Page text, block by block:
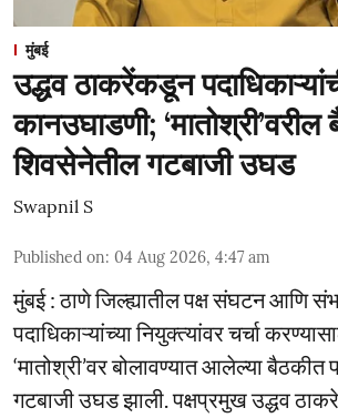
मुंबई
उद्धव ठाकरेंकडून
कानउघाडणी;
शिवसेनेतील गटबाजी उघड
Swapnil S
Published on: 04 Aug 2026, 4:47 am
मुंबई : ठाणे जिल्ह्यातील पक्ष संघटन आणि
पदाधिकाऱ्यांच्या नियुक्त्यांवर चर्चा
‘मातोश्री’वर बोलावण्यात आलेल्या बैठकीत
गटबाजी उघड झाली. पक्षप्रमुख उद्धव ठाकरे